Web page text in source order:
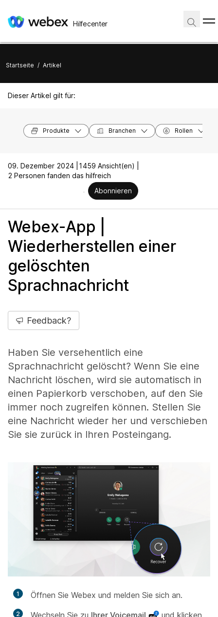
Hilfecenter
Startseite / Artikel
Dieser Artikel gilt für:
Produkte Branchen Rollen
09. Dezember 2024 |
1459 Ansicht(en) |
2 Personen fanden das hilfreich
Abonnieren
Webex-App |
Wiederherstellen einer
gelöschten
Sprachnachricht
Feedback?
Haben Sie versehentlich eine
Sprachnachricht gelöscht? Wenn Sie eine
Nachricht löschen, wird sie automatisch in
einen Papierkorb verschoben, auf den Sie
immer noch zugreifen können. Stellen Sie
eine Nachricht wieder her und verschieben
Sie sie zurück in Ihren Posteingang.
1 Öffnen Sie Webex und melden Sie sich an.
2 Wechseln Sie zu Ihrer Voicemail
und klicken